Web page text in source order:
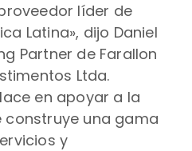
líder de
Latina», dijo Daniel
Partner de Farallon
Ltda.
en apoyar a la
construye una gama
y